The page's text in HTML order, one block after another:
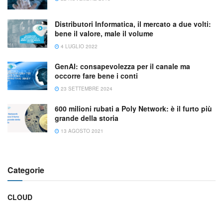
Distributori Informatica, il mercato a due volti:
bene il valore, male il volume
4 LUGLIO 2022
GenAI: consapevolezza per il canale ma
occorre fare bene i conti
23 SETTEMBRE 2024
600 milioni rubati a Poly Network: è il furto più
grande della storia
13 AGOSTO 2021
Categorie
CLOUD